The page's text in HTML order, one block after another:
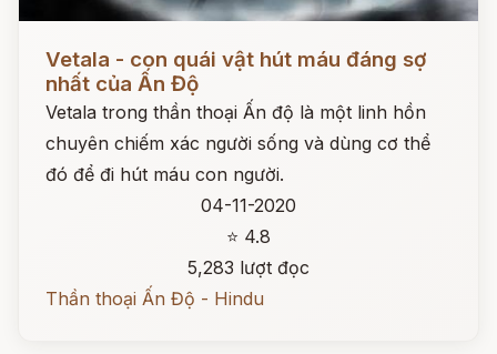
Vetala - con quái vật hút máu đáng sợ
nhất của Ấn Độ
Vetala trong thần thoại Ấn độ là một linh hồn
chuyên chiếm xác người sống và dùng cơ thể
đó để đi hút máu con người.
04-11-2020
⭐ 4.8
5,283 lượt đọc
Thần thoại Ấn Độ - Hindu